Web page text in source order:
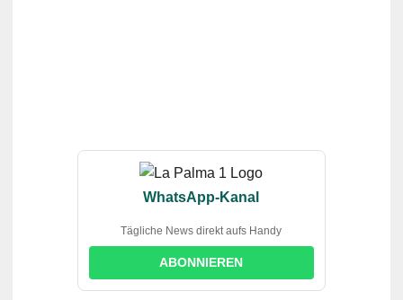
WhatsApp-Kanal
Tägliche News direkt aufs Handy
ABONNIEREN